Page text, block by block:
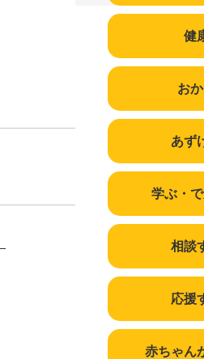
健
お
あず
学ぶ・
相談
応援
赤ちゃん